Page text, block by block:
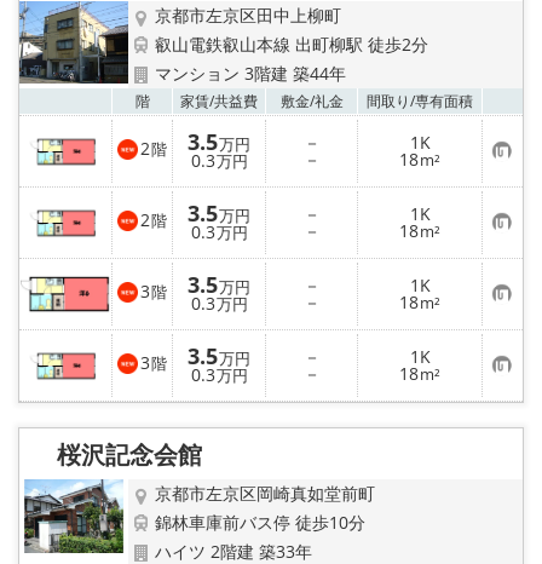
京都市左京区田中上柳町
叡山電鉄叡山本線 出町柳駅 徒歩2分
マンション 3階建 築44年
階 家賃/共益費 敷金/礼金 間取り/専有面積
2階 3.5万円
0.3万円
－
－
1K
18m² お
気
に
入
り
登
録
2階 3.5万円
0.3万円
－
－
1K
18m² お
気
に
入
り
登
録
3階 3.5万円
0.3万円
－
－
1K
18m² お
気
に
入
り
登
録
3階 3.5万円
0.3万円
－
－
1K
18m² お
気
に
入
桜沢記念会館
京都市左京区岡崎真如堂前町
錦林車庫前バス停 徒歩10分
ハイツ 2階建 築33年